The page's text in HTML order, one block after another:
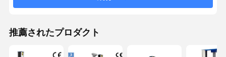
推薦されたプロダクト